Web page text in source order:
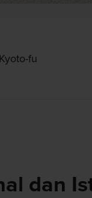
fu
dan